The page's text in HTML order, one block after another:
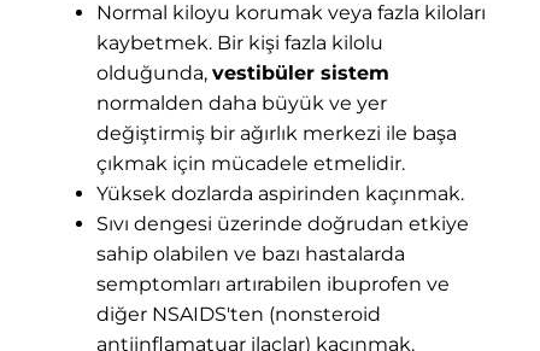
Normal kiloyu korumak veya fazla kiloları
kaybetmek. Bir kişi fazla kilolu
olduğunda, vestibüler sistem
normalden daha büyük ve yer
değiştirmiş bir ağırlık merkezi ile başa
çıkmak için mücadele etmelidir.
Yüksek dozlarda aspirinden kaçınmak.
Sıvı dengesi üzerinde doğrudan etkiye
sahip olabilen ve bazı hastalarda
semptomları artırabilen ibuprofen ve
diğer NSAIDS'ten (nonsteroid
antiinflamatuar ilaçlar) kaçınmak.